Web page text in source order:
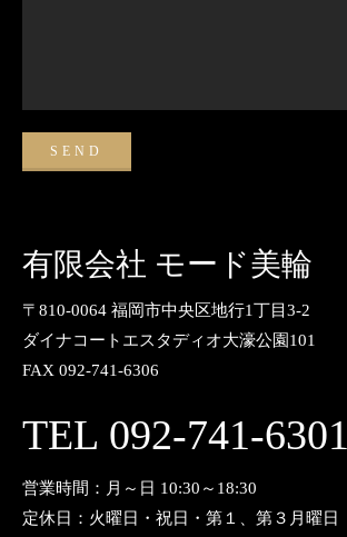
有限会社 モード美輪
〒810-0064 福岡市中央区地行1丁目3-2
ダイナコートエスタディオ大濠公園101
FAX 092-741-6306
TEL 092-741-6301
営業時間：月～日 10:30～18:30
定休日：火曜日・祝日・第１、第３月曜日